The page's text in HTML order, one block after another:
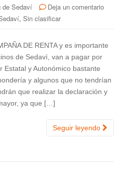
de Sedaví
Deja un comentario
, Sin clasificar
DE RENTA y es importante
de Sedaví, van a pagar por
Estatal y Autonómico bastante
y algunos que no tendrían
que realizar la declaración y
ya que […]
Seguir leyendo